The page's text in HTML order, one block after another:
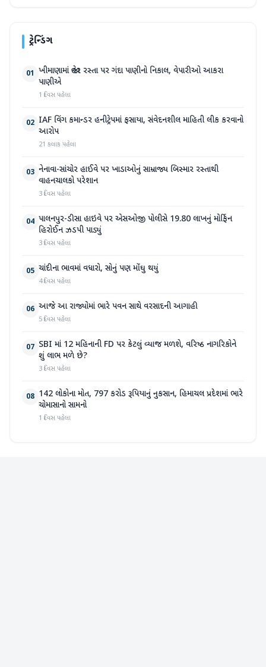
ટ્રેન્ડિંગ
01 ખીમાણામાં જાહેર રસ્તા પર ગંદા પાણીનો નિકાલ, વેપારીઓ આકરા
પાણીએ
1 દિવસ પહેલા
02 IAF વિંગ કમાન્ડર હનીટ્રેપમાં ફસાયા, સંવેદનશીલ માહિતી લીક કરવાનો
આરોપ
21 કલાક પહેલા
03 નેનાવા-સાંચોર હાઈવે પર ખાડાઓનું સામ્રાજ્ય બિસ્માર રસ્તાથી
વાહનચાલકો પરેશાન
3 દિવસ પહેલા
04 પાલનપુર-ડીસા હાઇવે પર એસઓજી પોલીસે 19.80 લાખનું મોર્ફિન
હિરોઈન ઝડપી પાડ્યું
3 દિવસ પહેલા
05 ચાંદીના ભાવમાં વધારો, સોનું પણ મોંઘુ થયું
4 દિવસ પહેલા
06 આજે આ રાજ્યોમાં ભારે પવન સાથે વરસાદની આગાહી
5 દિવસ પહેલા
07 SBI માં 12 મહિનાની FD પર કેટલું વ્યાજ મળશે, વરિષ્ઠ નાગરિકોને
શું લાભ મળે છે?
3 દિવસ પહેલા
08 142 લોકોના મોત, 797 કરોડ રૂપિયાનું નુકસાન, હિમાચલ પ્રદેશમાં ભારે
ચોમાસાનો સામનો
1 દિવસ પહેલા